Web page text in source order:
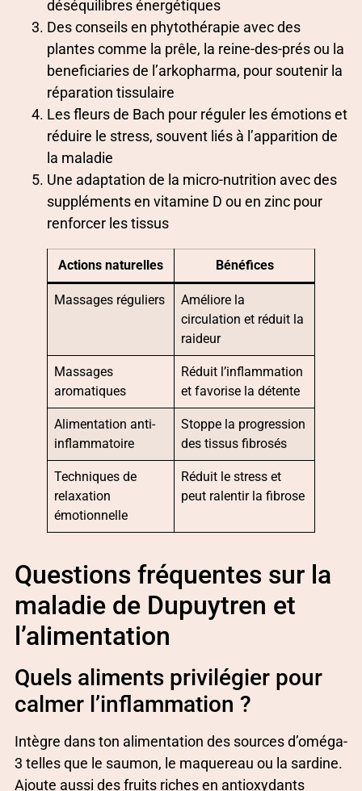
déséquilibres énergétiques
Des conseils en phytothérapie avec des
plantes comme la prêle, la reine-des-prés ou la
beneficiaries de l’arkopharma, pour soutenir la
réparation tissulaire
Les fleurs de Bach pour réguler les émotions et
réduire le stress, souvent liés à l’apparition de
la maladie
Une adaptation de la micro-nutrition avec des
suppléments en vitamine D ou en zinc pour
renforcer les tissus
Actions naturelles Bénéfices
Massages réguliers
Améliore la
circulation et réduit la
raideur
Massages
aromatiques
Réduit l’inflammation
et favorise la détente
Alimentation anti-
inflammatoire
Stoppe la progression
des tissus fibrosés
Techniques de
relaxation
émotionnelle
Réduit le stress et
peut ralentir la fibrose
Questions fréquentes sur la
maladie de Dupuytren et
l’alimentation
Quels aliments privilégier pour
calmer l’inflammation ?
Intègre dans ton alimentation des sources d’oméga-
3 telles que le saumon, le maquereau ou la sardine.
Ajoute aussi des fruits riches en antioxydants